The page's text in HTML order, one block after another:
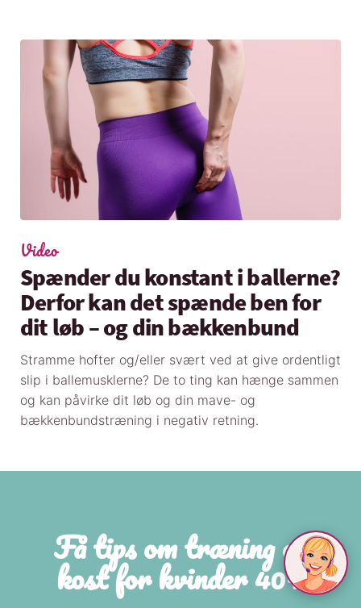
Video
Spænder du konstant i ballerne?
Derfor kan det spænde ben for
dit løb – og din bækkenbund
Stramme hofter og/eller svært ved at give ordentligt
slip i ballemusklerne? De to ting kan hænge sammen
og kan påvirke dit løb og din mave- og
bækkenbundstræning i negativ retning.
Få tips om træning og
kost for kvinder 40+